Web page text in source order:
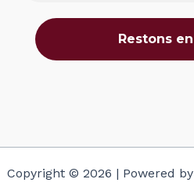
Copyright © 2026 | Powered by